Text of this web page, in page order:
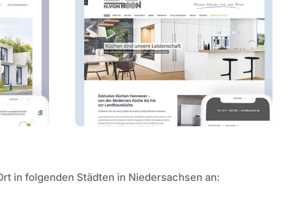
in folgenden Städten in Niedersachsen an: